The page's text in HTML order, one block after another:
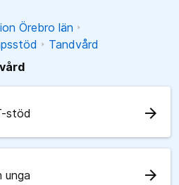
Örebro län
Tandvård
stöd arrow_forward
unga arrow_forward